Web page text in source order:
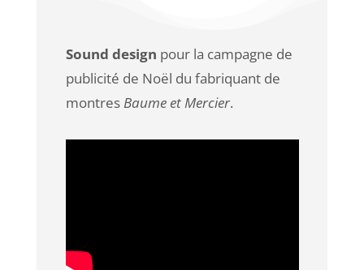
Sound design pour la campagne de
publicité de Noël du fabriquant de
montresBaume et Mercier.